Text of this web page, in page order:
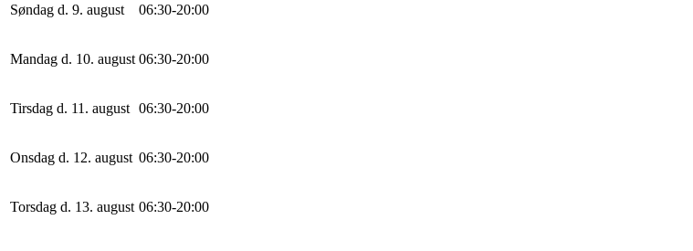
Søndag d. 9. august 06:30-20:00
Mandag d. 10. august 06:30-20:00
Tirsdag d. 11. august 06:30-20:00
Onsdag d. 12. august 06:30-20:00
Torsdag d. 13. august 06:30-20:00